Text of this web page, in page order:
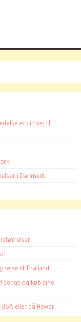
er din vej til
i Danmark
rejse til Thailand
penge og køb dine
eller på Hawaii